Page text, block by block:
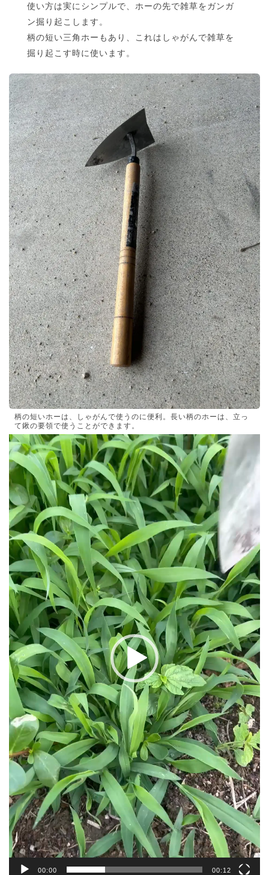
使い方は実にシンプルで、ホーの先で雑草をガンガ
ン掘り起こします。
柄の短い三角ホーもあり、これはしゃがんで雑草を
掘り起こす時に使います。
柄の短いホーは、しゃがんで使うのに便利。長い柄のホーは、立っ
て鍬の要領で使うことができます。
動
画
プ
レ
ー
ヤ
ー
00:00 00:12